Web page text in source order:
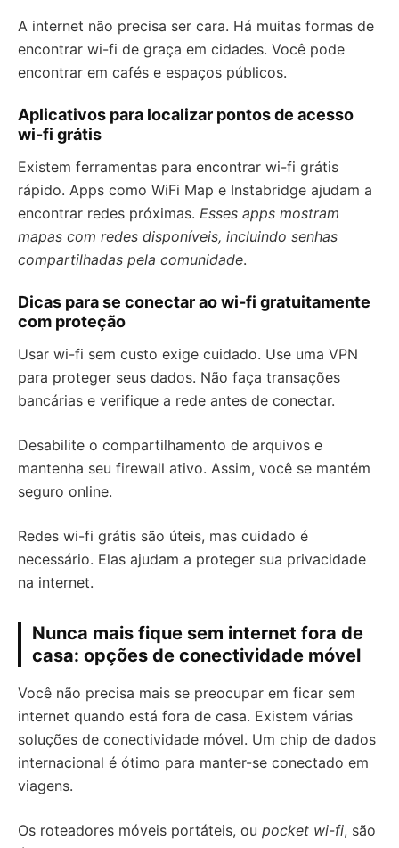
A internet não precisa ser cara. Há muitas formas de
encontrar wi-fi de graça em cidades. Você pode
encontrar em cafés e espaços públicos.
Aplicativos para localizar pontos de acesso
wi-fi grátis
Existem ferramentas para encontrar wi-fi grátis
rápido. Apps como WiFi Map e Instabridge ajudam a
encontrar redes próximas. Esses apps mostram
mapas com redes disponíveis, incluindo senhas
compartilhadas pela comunidade.
Dicas para se conectar ao wi-fi gratuitamente
com proteção
Usar wi-fi sem custo exige cuidado. Use uma VPN
para proteger seus dados. Não faça transações
bancárias e verifique a rede antes de conectar.
Desabilite o compartilhamento de arquivos e
mantenha seu firewall ativo. Assim, você se mantém
seguro online.
Redes wi-fi grátis são úteis, mas cuidado é
necessário. Elas ajudam a proteger sua privacidade
na internet.
Nunca mais fique sem internet fora de
casa: opções de conectividade móvel
Você não precisa mais se preocupar em ficar sem
internet quando está fora de casa. Existem várias
soluções de conectividade móvel. Um chip de dados
internacional é ótimo para manter-se conectado em
viagens.
Os roteadores móveis portáteis, ou pocket wi-fi, são